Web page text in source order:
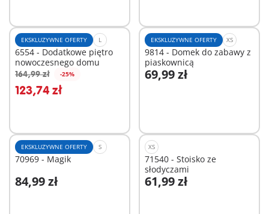
EKSKLUZYWNE OFERTY L
6554 - Dodatkowe piętro
nowoczesnego domu
164,99 zł -25%
123,74 zł
Dodaj do koszyka
EKSKLUZYWNE OFERTY XS
9814 - Domek do zabawy z
piaskownicą
69,99 zł
Dodaj do koszyka
EKSKLUZYWNE OFERTY S
70969 - Magik
84,99 zł
Dodaj do koszyka
XS
71540 - Stoisko ze
słodyczami
61,99 zł
Dodaj do koszyka